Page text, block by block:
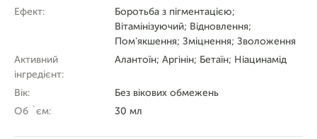
Ефект:
Боротьба з пігментацією;
Вітамінізуючий; Відновлення;
Пом'якшення; Зміцнення; Зволоження
Активний
інгредієнт:
Алантоїн; Аргінін; Бетаїн; Ніацинамід
Вік:
Без вікових обмежень
Об `єм:
30 мл